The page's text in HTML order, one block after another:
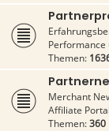
Performance
Themen:
Merchant
Affiliate
Themen:360